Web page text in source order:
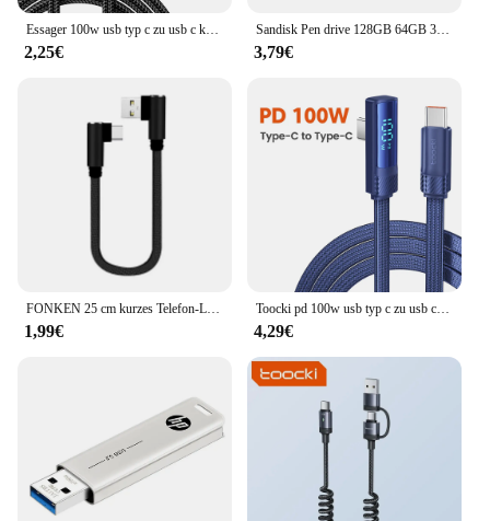
Essager 100w usb typ c zu usb c kabel für xiaomi samsung pd 5a schnell ladekabel für macbook ipad pro tablet laptop kabel
2,25€
Sandisk Pen drive 128GB 64GB 32GB 16 GB Mini-USB-Flash-Laufwerk 32 64 2,0 16 GB USB-Stick Festplatte auf Schlüsselsp eicher für Telefon
3,79€
1,99€
Toocki pd 100w usb typ c zu usb c kabel 90 grad winkel digital anzeige für iphone 15 samsung huawei xiaomi usb c ladekabel
4,29€